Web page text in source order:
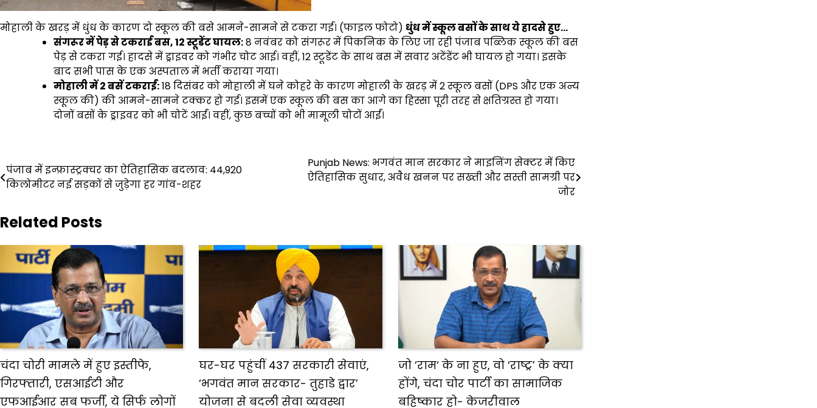
मोहाली के खरड़ में धुंध के कारण दो स्कूल की बसे आमने-सामने से टकरा गई। (फाइल फोटो) धुंध में स्कूल बसों के साथ ये हादसे हुए…
संगरूर में पेड़ से टकराई बस, 12 स्टूडेंट घायल:8 नवंबर को संगरूर में पिकनिक के लिए जा रही पंजाब पब्लिक स्कूल की बस
पेड़ से टकरा गई। हादसे में ड्राइवर को गंभीर चोट आई। वहीं, 12 स्टूडेंट के साथ बस में सवार अटेंडेंट भी घायल हो गया। इसके
बाद सभी पास के एक अस्पताल में भर्ती कराया गया।
मोहाली में 2 बसें टकराईं:18 दिसंबर को मोहाली में घने कोहरे के कारण मोहाली के खरड़ में 2 स्कूल बसों (DPS और एक अन्य
स्कूल की) की आमने-सामने टक्कर हो गई। इसमें एक स्कूल की बस का आगे का हिस्सा पूरी तरह से क्षतिग्रस्त हो गया।
दोनों बसों के ड्राइवर को भी चोटें आईं। वहीं, कुछ बच्चों को भी मामूली चोटों आईं।
Post
navigation
पंजाब में इन्फ्रास्ट्रक्चर का ऐतिहासिक बदलाव: 44,920
किलोमीटर नई सड़कों से जुड़ेगा हर गांव-शहर
Punjab News: भगवंत मान सरकार ने माइनिंग सेक्टर में किए
ऐतिहासिक सुधार, अवैध खनन पर सख्ती और सस्ती सामग्री पर
जोर
Related Posts
चंदा चोरी मामले में हुए इस्तीफे,
गिरफ्तारी, एसआईटी और
एफआईआर सब फर्जी, ये सिर्फ लोगों
घर-घर पहुंचीं 437 सरकारी सेवाएं,
‘भगवंत मान सरकार- तुहाडे द्वार’
योजना से बदली सेवा व्यवस्था
जो ‘राम‘ के ना हुए, वो ‘राष्ट्र’ के क्या
होंगे, चंदा चोर पार्टी का सामाजिक
बहिष्कार हो- केजरीवाल